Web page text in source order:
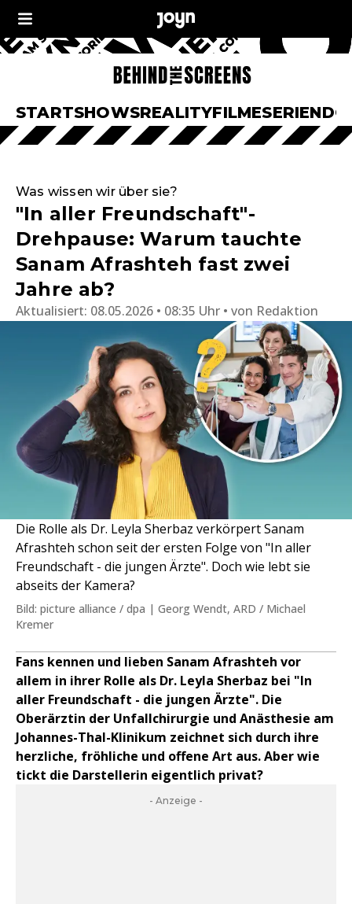
STARTSHOWSREALITYFILMESERIEN
Was wissen wir über sie?
"In aller Freundschaft"-
Drehpause: Warum tauchte
Sanam Afrashteh fast zwei
Jahre ab?
Aktualisiert: 08.05.2026 • 08:35 Uhr von Redaktion
Die Rolle als Dr. Leyla Sherbaz verkörpert Sanam
Afrashteh schon seit der ersten Folge von "In aller
Freundschaft - die jungen Ärzte". Doch wie lebt sie
abseits der Kamera?
Bild: picture alliance / dpa | Georg Wendt, ARD / Michael
Kremer
Fans kennen und lieben Sanam Afrashteh vor
allem in ihrer Rolle als Dr. Leyla Sherbaz bei "In
aller Freundschaft - die jungen Ärzte". Die
Oberärztin der Unfallchirurgie und Anästhesie am
Johannes-Thal-Klinikum zeichnet sich durch ihre
herzliche, fröhliche und offene Art aus. Aber wie
tickt die Darstellerin eigentlich privat?
- Anzeige -